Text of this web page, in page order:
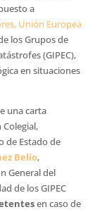
a
Unión Europea
los Grupos de
(GIPEC),
en situaciones
una carta
de Estado de
Belío,
General del
de los GIPEC
en caso de